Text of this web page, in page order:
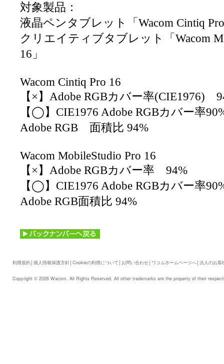
対象製品：
液晶ペンタブレット「Wacom Cintiq
クリエイティブタブレット「Wacom
16」
Wacom Cintiq Pro 16
【×】Adobe RGBカバー率(CIE1976)
【◯】CIE1976 Adobe RGBカバー率
Adobe RGB 面積比 94%
Wacom MobileStudio Pro 16
【×】Adobe RGBカバー率 94%
【◯】CIE1976 Adobe RGBカバー率
Adobe RGB面積比 94%
利用規約│ 個人情報保護方針│ Cookieの利用について │ お問い合わせ│ ワコムホームページへ│ 法人のお客
Copyright © 2026 Wacom. All Rights Reserved. All other trademarks are the property of their